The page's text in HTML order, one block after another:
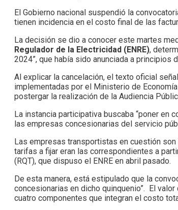
El Gobierno nacional suspendió la
tienen incidencia en el costo final de las
La decisión se dio a conocer este martes
Regulador de la Electricidad (ENRE),
2024”, que había sido anunciada a principios
Al explicar la cancelación, el texto oficial
implementadas por el Ministerio de
postergar la realización de la Audiencia
La instancia participativa buscaba “poner
las empresas concesionarias del servicio
Las empresas transportistas en cuestión son
tarifas a fijar eran las correspondientes a
(RQT), que dispuso el ENRE en abril pasado.
De esta manera, está estipulado que la
concesionarias en dicho quinquenio”. El
cuatro componentes que integran el costo